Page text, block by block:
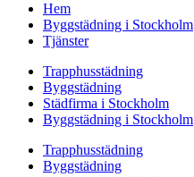
Hem
Byggstädning i Stockholm
Tjänster
Trapphusstädning
Byggstädning
Städfirma i Stockholm
Byggstädning i Stockholm
Trapphusstädning
Byggstädning